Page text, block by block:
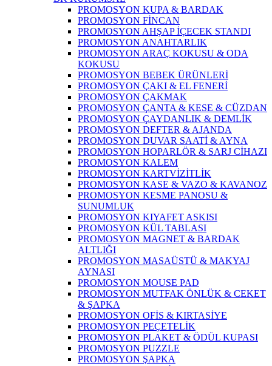
PROMOSYON KUPA & BARDAK
PROMOSYON FİNCAN
PROMOSYON AHŞAP İÇECEK STANDI
PROMOSYON ANAHTARLIK
PROMOSYON ARAÇ KOKUSU & ODA
KOKUSU
PROMOSYON BEBEK ÜRÜNLERİ
PROMOSYON ÇAKI & EL FENERİ
PROMOSYON ÇAKMAK
PROMOSYON ÇANTA & KESE & CÜZDAN
PROMOSYON ÇAYDANLIK & DEMLİK
PROMOSYON DEFTER & AJANDA
PROMOSYON DUVAR SAATİ & AYNA
PROMOSYON HOPARLÖR & SARJ CİHAZI
PROMOSYON KALEM
PROMOSYON KARTVİZİTLİK
PROMOSYON KASE & VAZO & KAVANOZ
PROMOSYON KESME PANOSU &
SUNUMLUK
PROMOSYON KIYAFET ASKISI
PROMOSYON KÜL TABLASI
PROMOSYON MAGNET & BARDAK
ALTLIĞI
PROMOSYON MASAÜSTÜ & MAKYAJ
AYNASI
PROMOSYON MOUSE PAD
PROMOSYON MUTFAK ÖNLÜK & CEKET
& ŞAPKA
PROMOSYON OFİS & KIRTASİYE
PROMOSYON PEÇETELİK
PROMOSYON PLAKET & ÖDÜL KUPASI
PROMOSYON PUZZLE
PROMOSYON ŞAPKA